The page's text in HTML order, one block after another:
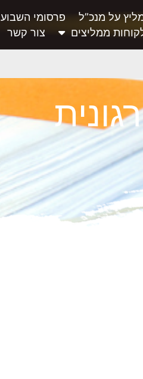
על מנכ”ל פרסומי השבוע
ממליצים צור קשר